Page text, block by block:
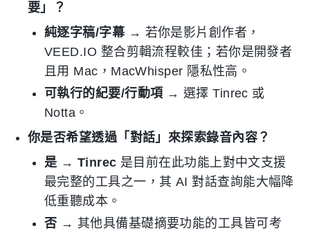
要」？
純逐字稿/字幕→ 若你是影片創作者，
VEED.IO 整合剪輯流程較佳；若你是開發者
且用 Mac，MacWhisper 隱私性高。
可執行的紀要/行動項 → 選擇 Tinrec 或
Notta。
你是否希望透過「對話」來探索錄音內容？
是→ Tinrec 是目前在此功能上對中文支援
最完整的工具之一，其 AI 對話查詢能大幅降
低重聽成本。
否 → 其他具備基礎摘要功能的工具皆可考